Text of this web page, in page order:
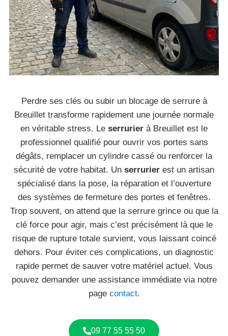
Perdre ses clés ou subir un blocage de serrure à
Breuillet transforme rapidement une journée normale
en véritable stress. Le serrurier à Breuillet est le
professionnel qualifié pour ouvrir vos portes sans
dégâts, remplacer un cylindre cassé ou renforcer la
sécurité de votre habitat. Un serrurier est un artisan
spécialisé dans la pose, la réparation et l’ouverture
des systèmes de fermeture des portes et fenêtres.
Trop souvent, on attend que la serrure grince ou que la
clé force pour agir, mais c’est précisément là que le
risque de rupture totale survient, vous laissant coincé
dehors. Pour éviter ces complications, un diagnostic
rapide permet de sauver votre matériel actuel. Vous
pouvez demander une assistance immédiate via notre
page contact.
09 77 55 55 50